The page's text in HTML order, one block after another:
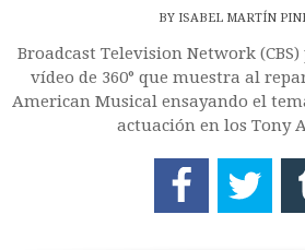
BY ISABEL MARTÍN
Broadcast Television Network
vídeo de 360° que muestra al
American Musical ensayando el
actuación en los Tony